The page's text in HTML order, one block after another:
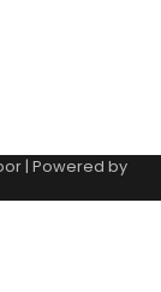
| Powered by